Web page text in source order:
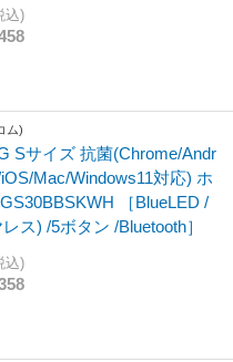
込)
ム)
Sサイズ 抗菌(Chrome/Andr
Mac/Windows11対応) ホ
［BlueLED /
ス) /5ボタン /Bluetooth］
込)